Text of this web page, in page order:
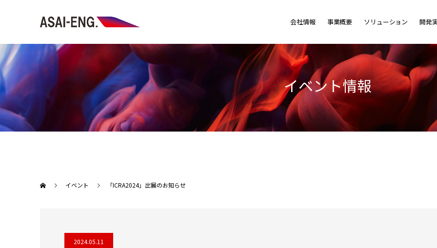
会社情報 事業概要 ソリューション 開発
イベント情報
イベント 「ICRA2024」出展のお知らせ
2024.05.11